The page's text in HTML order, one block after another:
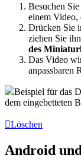
Besuchen Sie
einem Video,
Drücken Sie
ziehen Sie
des
Das Video
anpassbaren
Beispiel für das
dem eingebetteten
Löschen
Android